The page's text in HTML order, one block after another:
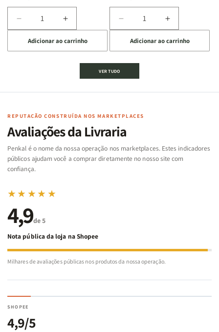
Diminuir
a
quantidade
de
Cartas
Famílias
Bíblia
-
Penkal
Aumentar
a
quantidade
de
Jogo
Cartas
Famílias
da
Bíblia
-
Penkal
Adicionar ao carrinho
Diminuir
a
quantidade
de
Jogo
|
de
Aumentar
a
quantidade
de
|
Adicionar ao carrinho
VER TUDO
REPUTAÇÃO CONSTRUÍDA NOS MARKETPLACES
Avaliações da Livraria
Penkal é o nome da nossa operação nos marketplaces. Estes indicadores
públicos ajudam você a comprar diretamente no nosso site com
confiança.
★★★★★
4,9de 5
Nota pública da loja na Shopee
Milhares de avaliações públicas nos produtos da nossa operação.
SHOPEE
4,9/5